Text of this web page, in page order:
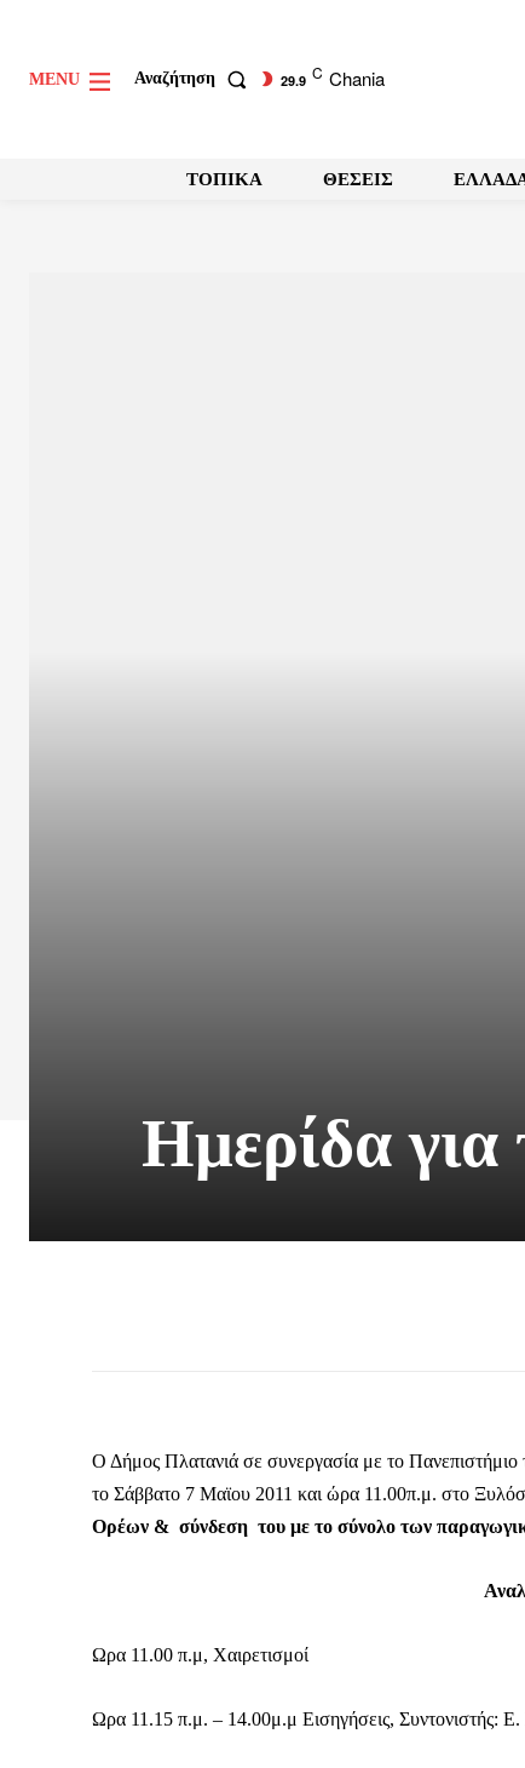
MENU Αναζήτηση 29.9 C Chania
ΤΟΠΙΚΑ ΘΕΣΕΙΣ
Ημερίδα
Ο Δήμος Πλατανιά σε συνεργασία με το
το Σάββατο 7 Μαϊου 2011 και ώρα 11.00π.μ. στο
Ορέων & σύνδεση του με το σύνολο των
Ωρα 11.00 π.μ, Χαιρετισμοί
Ωρα 11.15 π.μ. – 14.00μ.μ Εισηγήσεις, Συντονιστής: Ε.